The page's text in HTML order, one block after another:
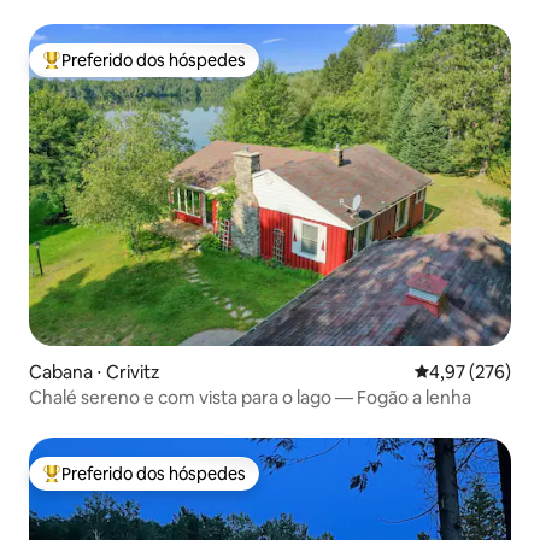
Entre os melhores preferidos dos hóspedes
Preferido dos hóspedes
Cabana ⋅ Crivitz 4,97 de uma
4,97 (276)
Chalé sereno e com vista para o lago — Fogão a lenha
Entre os melhores preferidos dos hóspedes
Preferido dos hóspedes